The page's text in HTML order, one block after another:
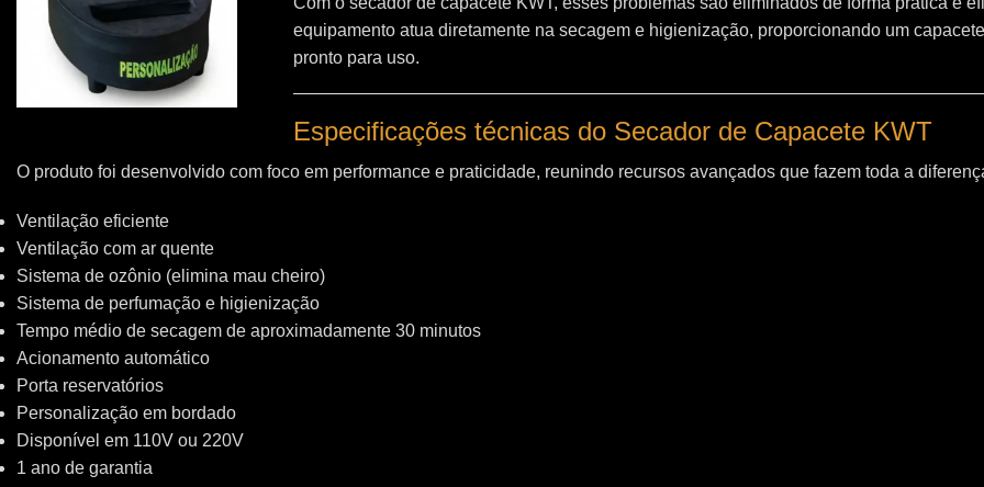
equipamento atua diretamente na secagem e higienização, proporcionando um
pronto para uso.
Especificações técnicas do Secador de Capacete KWT
O produto foi desenvolvido com foco em performance e praticidade, reunindo recursos avançados que fazem toda a
Ventilação eficiente
Ventilação com ar quente
Sistema de ozônio (elimina mau cheiro)
Sistema de perfumação e higienização
Tempo médio de secagem de aproximadamente 30 minutos
Acionamento automático
Porta reservatórios
Personalização em bordado
Disponível em 110V ou 220V
1 ano de garantia